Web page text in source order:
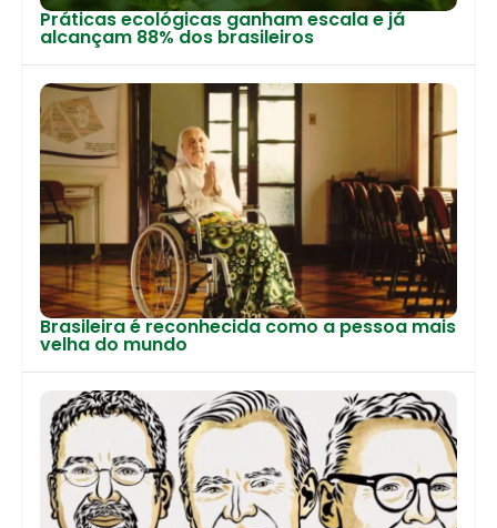
Práticas ecológicas ganham escala e já
alcançam 88% dos brasileiros
Brasileira é reconhecida como a pessoa mais
velha do mundo